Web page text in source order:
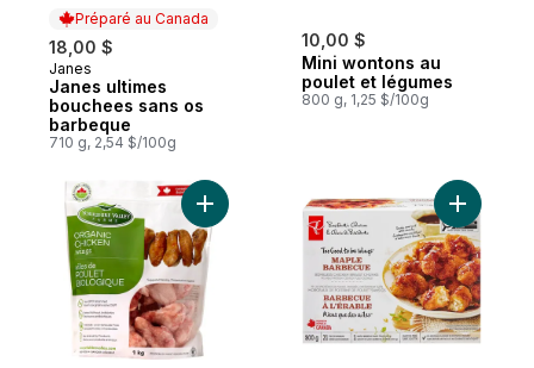
Préparé au Canada
18,00 $
Préparé au Canada
Janes
Janes ultimes
bouchees sans os
barbeque
710 g, 2,54 $/100g
10,00 $
Mini wontons au
poulet et légumes
800 g, 1,25 $/100g
Ajouter Ailes de poulet biologiquesAjouter